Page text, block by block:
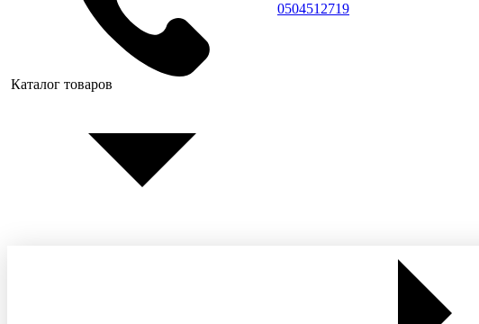
0504512719
Каталог товаров